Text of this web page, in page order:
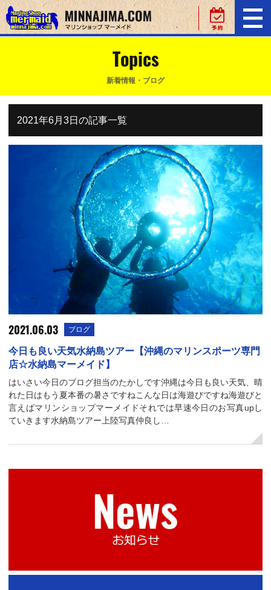
Topics
新着情報・ブログ
2021年6月3日の記事一覧
2021.06.03 ブログ
今日も良い天気水納島ツアー【沖縄のマリンスポーツ専門
店☆水納島マーメイド】
はいさい今日のブログ担当のたかしです沖縄は今日も良い天気、晴
れた日はもう夏本番の暑さですねこんな日は海遊びですね海遊びと
言えばマリンショップマーメイドそれでは早速今日のお写真upし
ていきます水納島ツアー上陸写真仲良し…